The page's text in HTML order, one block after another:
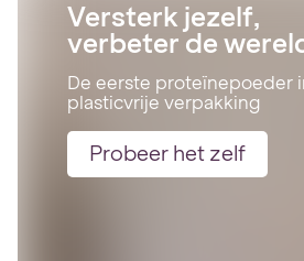
Versterk jezelf,
verbeter de
De eerste proteïnepoeder
plasticvrije verpakking
Probeer het zelf